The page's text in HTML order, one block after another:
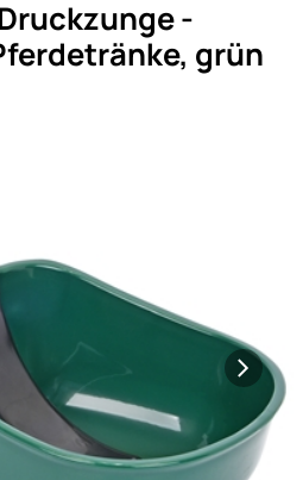
-
grün